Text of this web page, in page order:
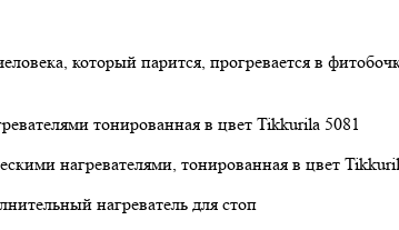
который парится, прогревается в
нагревателями, тонированная в цвет
нагреватель для стоп